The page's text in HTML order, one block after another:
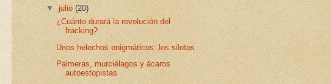
▼julio(20)
¿Cuánto durará la revolución del
fracking?
Unos helechos enigmáticos: los silotos
Palmeras, murciélagos y ácaros
autoestopistas